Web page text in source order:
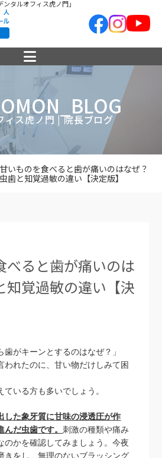
タルオフィス虎ノ門」
ィス虎ノ門 | 院長ブログ
甘いものを食べると歯が痛いのはなぜ？
虫歯と知覚過敏の違い【決定版】
べると歯が痛いのは
知覚過敏の違い【決
歯がキーンとするのはなぜ？」
われたのに、甘い物だけしみて困
いる方も多いでしょう。
した象牙質に甘味の浸透圧が作
んだ虫歯です。刺激の種類や痛み
のかを確認してみましょう。今夜
きをし、無理のないブラッシング